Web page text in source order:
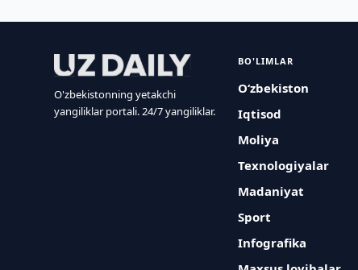
O'zbekistonning yetakchi
yangiliklar portali. 24/7 yangiliklar.
BO'LIMLAR
O‘zbekiston
Iqtisod
Moliya
Texnologiyalar
Madaniyat
Sport
Infografika